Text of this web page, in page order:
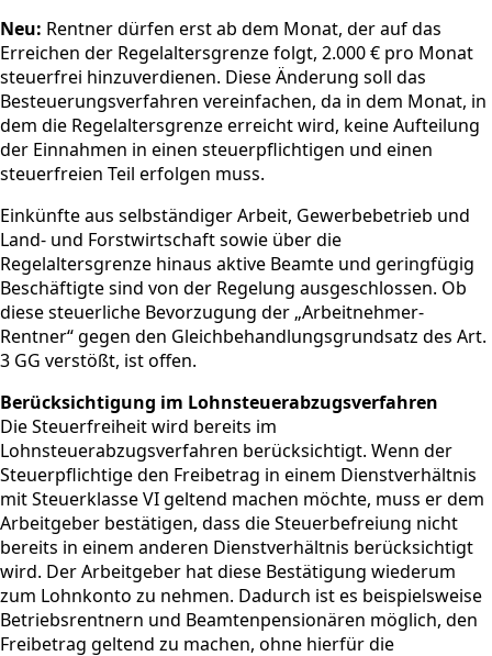
Neu: Rentner dürfen erst ab dem Monat, der auf das
Erreichen der Regelaltersgrenze folgt, 2.000 € pro Monat
steuerfrei hinzuverdienen. Diese Änderung soll das
Besteuerungsverfahren vereinfachen, da in dem Monat, in
dem die Regelaltersgrenze erreicht wird, keine Aufteilung
der Einnahmen in einen steuerpflichtigen und einen
steuerfreien Teil erfolgen muss.
Einkünfte aus selbständiger Arbeit, Gewerbebetrieb und
Land- und Forstwirtschaft sowie über die
Regelaltersgrenze hinaus aktive Beamte und geringfügig
Beschäftigte sind von der Regelung ausgeschlossen. Ob
diese steuerliche Bevorzugung der „Arbeitnehmer-
Rentner“ gegen den Gleichbehandlungsgrundsatz des Art.
3 GG verstößt, ist offen.
Berücksichtigung im Lohnsteuerabzugsverfahren
Die Steuerfreiheit wird bereits im
Lohnsteuerabzugsverfahren berücksichtigt. Wenn der
Steuerpflichtige den Freibetrag in einem Dienstverhältnis
mit Steuerklasse VI geltend machen möchte, muss er dem
Arbeitgeber bestätigen, dass die Steuerbefreiung nicht
bereits in einem anderen Dienstverhältnis berücksichtigt
wird. Der Arbeitgeber hat diese Bestätigung wiederum
zum Lohnkonto zu nehmen. Dadurch ist es beispielsweise
Betriebsrentnern und Beamtenpensionären möglich, den
Freibetrag geltend zu machen, ohne hierfür die